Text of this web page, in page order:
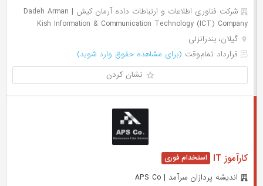
شرکت فناوری اطلاعات و ارتباطات داده آرمان کیش | Dadeh Arman
Kish Information & Communication Technology (ICT) Company
گیلان، بندرانزلی
قرارداد تمام‌وقت (برای مشاهده حقوق وارد شوید)
نشان کردن
کارآموز IT
اندیشه پردازان سرآمد | APS Co